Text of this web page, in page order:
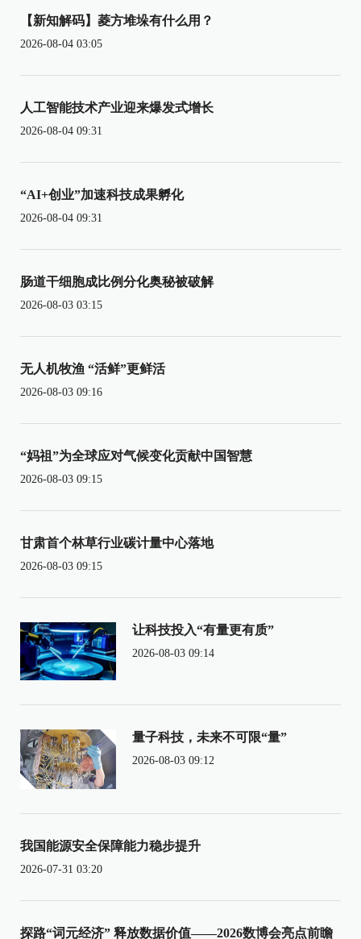
【新知解码】菱方堆垛有什么用？
2026-08-04 03:05
人工智能技术产业迎来爆发式增长
2026-08-04 09:31
“AI+创业”加速科技成果孵化
2026-08-04 09:31
肠道干细胞成比例分化奥秘被破解
2026-08-03 03:15
无人机牧渔 “活鲜”更鲜活
2026-08-03 09:16
“妈祖”为全球应对气候变化贡献中国智慧
2026-08-03 09:15
甘肃首个林草行业碳计量中心落地
2026-08-03 09:15
让科技投入“有量更有质”
2026-08-03 09:14
量子科技，未来不可限“量”
2026-08-03 09:12
我国能源安全保障能力稳步提升
2026-07-31 03:20
探路“词元经济” 释放数据价值——2026数博会亮点前瞻